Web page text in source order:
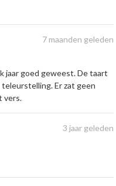
7 maanden geleden
jaar goed geweest. De taart
Er zat geen
vers.
3 jaar geleden